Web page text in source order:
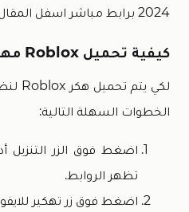
2024 برابط مباشر اسفل المقال.
كيفية تحميل Roblox مهكرة للايفون؟
الخطوات السهلة التالية:
اضغط فوق الزر التنزيل
تظهر الروابط.
اضغط فوق زر تهكير